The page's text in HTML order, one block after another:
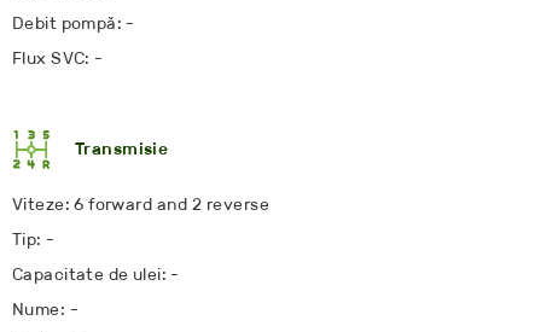
Debit pompă: -
Flux SVC: -
Transmisie
Viteze: 6 forward and 2 reverse
Tip: -
Capacitate de ulei: -
Nume: -